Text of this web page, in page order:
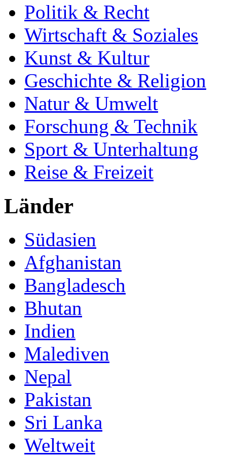
Politik & Recht
Wirtschaft & Soziales
Kunst & Kultur
Geschichte & Religion
Natur & Umwelt
Forschung & Technik
Sport & Unterhaltung
Reise & Freizeit
Länder
Südasien
Afghanistan
Bangladesch
Bhutan
Indien
Malediven
Nepal
Pakistan
Sri Lanka
Weltweit